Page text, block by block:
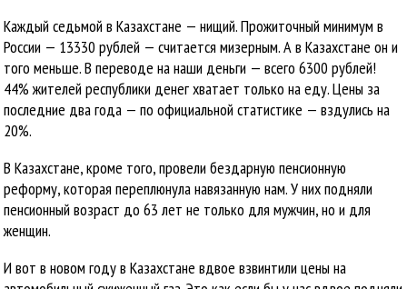
Каждый седьмой в Казахстане — нищий. Прожиточный минимум в
России — 13330 рублей — считается мизерным. А в Казахстане он и
того меньше. В переводе на наши деньги — всего 6300 рублей!
44% жителей республики денег хватает только на еду. Цены за
последние два года — по официальной статистике — вздулись на
20%.
В Казахстане, кроме того, провели бездарную пенсионную
реформу, которая переплюнула навязанную нам. У них подняли
пенсионный возраст до 63 лет не только для мужчин, но и для
женщин.
И вот в новом году в Казахстане вдвое взвинтили цены на